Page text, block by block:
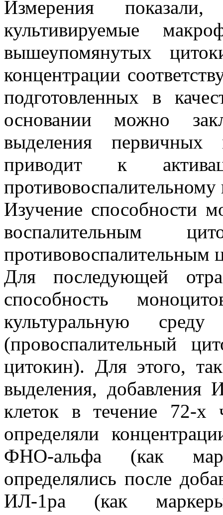
Измерения
культивируемые
вышеупомянутых
концентрации
подготовленных в
основании можно
выделения первичных
приводит к
Изучение способности
воспалительным
противовоспалительным
Для последующей
способность
культуральную
(провоспалительный
цитокин). Для этого,
выделения,
клеток в течение 72-х
определяли
ФНО-альфа (как
определялись после
ИЛ-1ра (как маркеры